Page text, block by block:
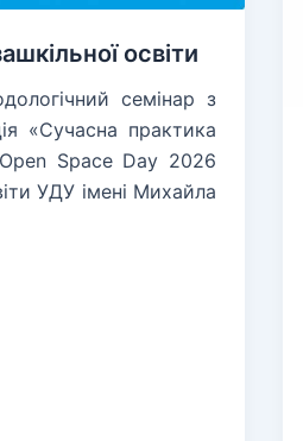
освіти
семінар з
«Сучасна практика
Open Space Day 2026
УДУ імені Михайла